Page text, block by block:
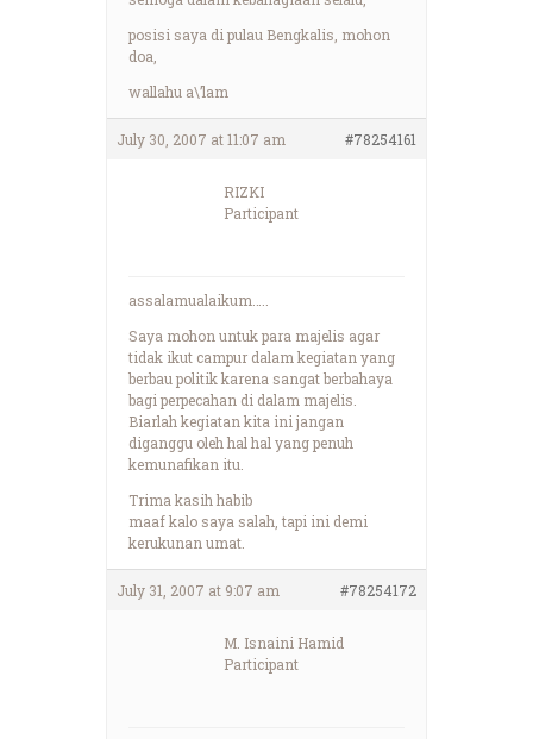
posisi saya di pulau Bengkalis, mohon
doa,
wallahu a\’lam
July 30, 2007 at 11:07 am #78254161
RIZKI
Participant
assalamualaikum…..
Saya mohon untuk para majelis agar
tidak ikut campur dalam kegiatan yang
berbau politik karena sangat berbahaya
bagi perpecahan di dalam majelis.
Biarlah kegiatan kita ini jangan
diganggu oleh hal hal yang penuh
kemunafikan itu.
Trima kasih habib
maaf kalo saya salah, tapi ini demi
kerukunan umat.
July 31, 2007 at 9:07 am #78254172
M. Isnaini Hamid
Participant